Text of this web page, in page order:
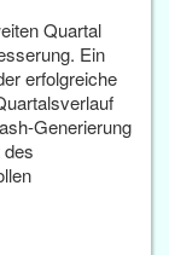
Quartal
Ein
erfolgreiche
Generierung